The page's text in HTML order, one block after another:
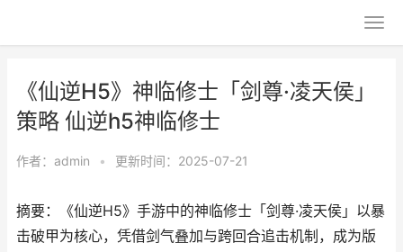
《仙逆H5》神临修士「剑尊·凌天侯」
策略 仙逆h5神临修士
作者： admin • 更新时间：2025-07-21
摘要：《仙逆H5》手游中的神临修士「剑尊·凌天侯」以暴
击破甲为核心，凭借剑气叠加与跨回合追击机制，成为版